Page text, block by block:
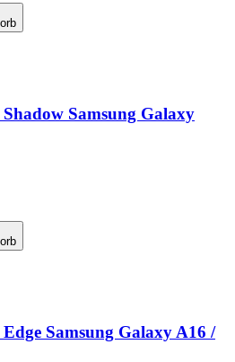
Samsung Galaxy
Samsung Galaxy A16 /